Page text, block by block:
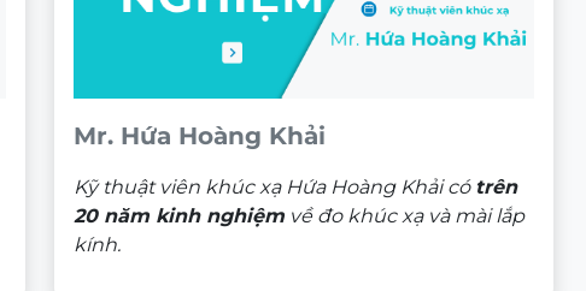
Mr. Hứa Hoàng Khải
Kỹ thuật viên khúc xạ Hứa Hoàng Khải có trên
20 năm kinh nghiệm về đo khúc xạ và mài lắp
kính.